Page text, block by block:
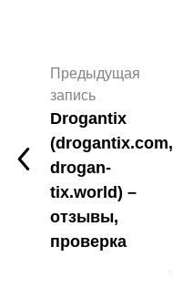
Предыдущая
запись
Drogantix
(drogantix.com,
drogan-
tix.world) –
отзывы,
проверка